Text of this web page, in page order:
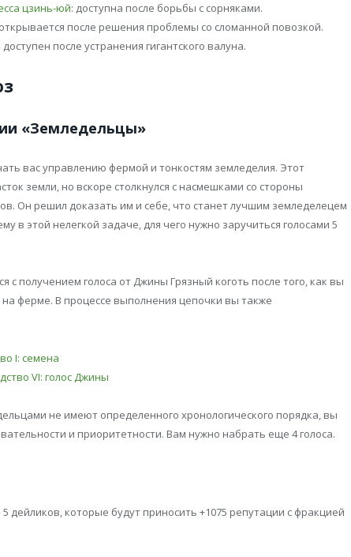
цзинь-юй: доступна после борьбы с сорняками.
после решения проблемы со сломанной повозкой.
: доступен после устранения гигантского валуна.
«Земледельцы»
вас управлению фермой и тонкостям земледелия. Этот
земли, но вскоре столкнулся с насмешками со стороны
Он решил доказать им и себе, что станет лучшим земледелецем
в этой нелегкой задаче, для чего нужно заручиться голосами 5
с получением голоса от Джины Грязный коготь после того, как вы
ферме. В процессе выполнения цепочки вы также
I: семена
VI: голос Джины
не имеют определенного хронологического порядка, вы
и приоритетности. Вам нужно набрать еще 4 голоса.
дейликов, которые будут приносить +1075 репутации с фракцией